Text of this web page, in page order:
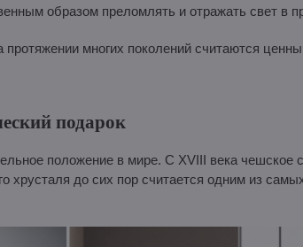
образом преломлять и отражать свет в
многих поколений считаются
подарок
положение в мире. С XVIII века чешское
хрусталя до сих пор считается одним из